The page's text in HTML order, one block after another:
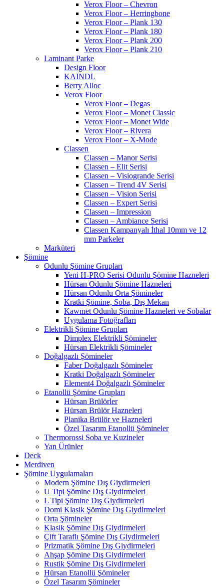
Verox Floor – Chevron
Verox Floor – Herringbone
Verox Floor – Plank 130
Verox Floor – Plank 180
Verox Floor – Plank 200
Verox Floor – Plank 210
Laminant Parke
Design Floor
KAINDL
Berry Alloc
Verox Floor
Verox Floor – Degas
Verox Floor – Monet Classic
Verox Floor – Monet Wide
Verox Floor – Rivera
Verox Floor – X-Mode
Classen
Classen – Manor Serisi
Classen – Elit Serisi
Classen – Visiogrande Serisi
Classen – Trend 4V Serisi
Classen – Vision Serisi
Classen – Expert Serisi
Classen – Impression
Classen – Ambiance Serisi
Classen Kampanyalı İthal 10mm ve 12
mm Parkeler
Marküteri
Şömine
Odunlu Şömine Grupları
Yeni H-PRO Serisi Odunlu Şömine Hazneleri
Hürsan Odunlu Şömine Hazneleri
Hürsan Odunlu Orta Şömineler
Kratki Şömine, Soba, Dış Mekan
Kawmet Odunlu Şömine Hazneleri ve Sobalar
Uygulama Fotoğrafları
Elektrikli Şömine Grupları
Dimplex Elektrikli Şömineler
Hürsan Elektrikli Şömineler
Doğalgazlı Şömineler
Faber Doğalgazlı Şömineler
Kratki Doğalgazlı Şömineler
Element4 Doğalgazlı Şömineler
Etanollü Şömine Grupları
Hürsan Brülörler
Hürsan Brülör Hazneleri
Planika Brülör ve Hazneleri
Özel Tasarım Etanollü Şömineler
Thermorossi Soba ve Kuzineler
Yan Ürünler
Deck
Merdiven
Şömine Uygulamaları
Modern Şömine Dış Giydirmeleri
U Tipi Şömine Dış Giydirmeleri
L Tipi Şömine Dış Giydirmeleri
Domi Klasik Şömine Dış Giydirmeleri
Orta Şömineler
Klasik Şömine Dış Giydirmeleri
Çift Taraflı Şömine Dış Giydirmeleri
Prizmatik Şömine Dış Giydirmeleri
Ahşap Şömine Dış Giydirmeleri
Rustik Şömine Dış Giydirmeleri
Hürsan Etanollü Şömineler
Özel Tasarım Şömineler